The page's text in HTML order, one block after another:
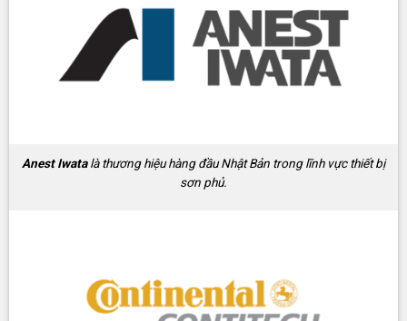
Anest Iwatalà thương hiệu hàng đầu Nhật Bản trong lĩnh vực thiết bị
sơn phủ.